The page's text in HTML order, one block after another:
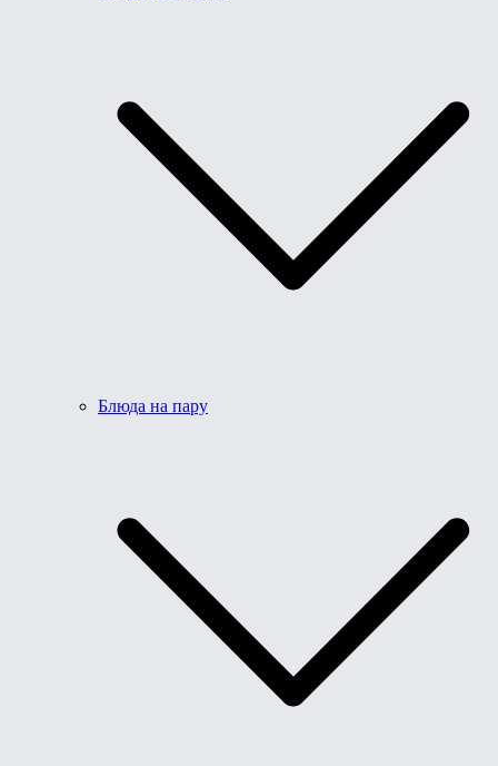
Блюда на пару